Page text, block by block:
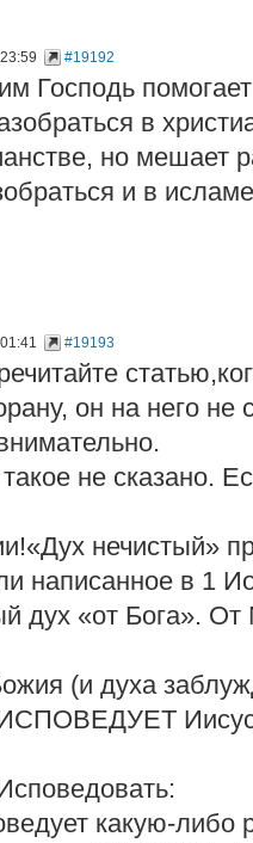
#19192
Господь
в
но мешает
и в
#19193
он на него не
не сказано.
нечистый»
написанное в 1
дух «от Бога».
(и духа
ИСПОВЕДУЕТ
какую-либо